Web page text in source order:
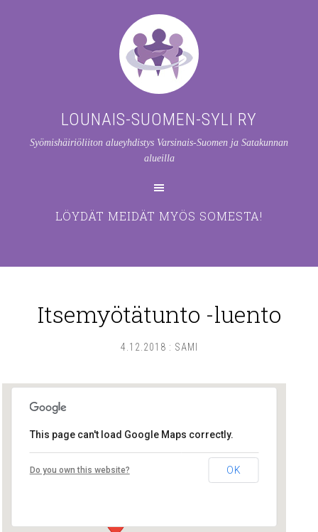
LOUNAIS-SUOMEN-SYLI RY
Syömishäiriöliiton alueyhdistys Varsinais-Suomen ja Satakunnan
alueilla
LÖYDÄT MEIDÄT MYÖS SOMESTA!
Itsemyötätunto -luento
4.12.2018 : SAMI
Lounatuulet yhteisötalo
Läntinen Pitkäkatu 33 - Turku
This page can't load Google Maps correctly.
Do you own this website? OK